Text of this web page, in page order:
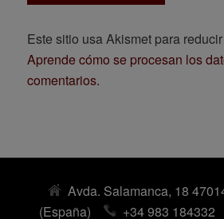
Este sitio usa Akismet para
Aprende cómo se procesan los
comentarios.
Avda. Salamanca, 18
(España)
+34 983 184332